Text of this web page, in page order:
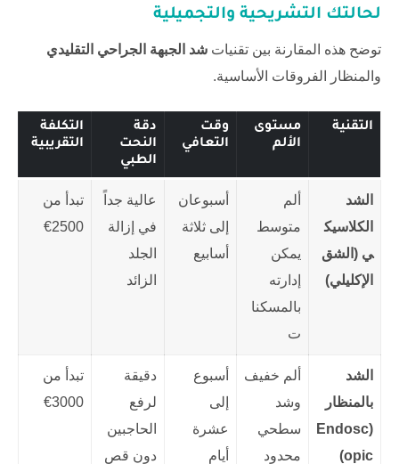
لحالتك التشريحية والتجميلية
توضح هذه المقارنة بين تقنيات شد الجبهة الجراحي التقليدي
والمنظار الفروقات الأساسية.
التقنية
مستوى
الألم
وقت
التعافي
دقة
النحت
الطبي
التكلفة
التقريبية
الشد
الكلاسيك
ي (الشق
الإكليلي)
ألم
متوسط
يمكن
إدارته
بالمسكنا
ت
أسبوعان
إلى ثلاثة
أسابيع
عالية جداً
في إزالة
الجلد
الزائد
تبدأ من
2500€
الشد
بالمنظار
(Endosc
opic)
ألم خفيف
وشد
سطحي
محدود
أسبوع
إلى
عشرة
أيام
دقيقة
لرفع
الحاجبين
دون قص
تبدأ من
3000€